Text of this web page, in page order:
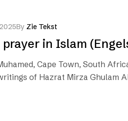
By Zie Tekst
in Islam
Cape Town, South
of Hazrat Mirza Ghulam